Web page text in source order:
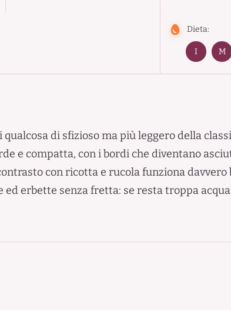
Dieta:
I M
qualcosa di sfizioso ma più leggero della
e compatta, con i bordi che diventano
con ricotta e rucola funziona davvero
erbette senza fretta: se resta troppa